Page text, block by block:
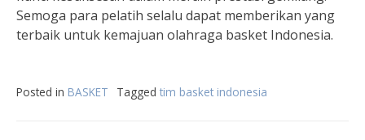
Semoga para pelatih selalu dapat memberikan yang
terbaik untuk kemajuan olahraga basket Indonesia.
Posted in BASKET Tagged tim basket indonesia